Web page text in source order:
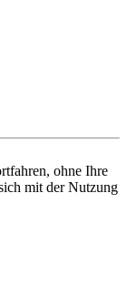
ohne Ihre
mit der Nutzung